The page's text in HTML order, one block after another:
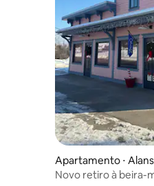
Apartamento ⋅
Novo retiro à beira-